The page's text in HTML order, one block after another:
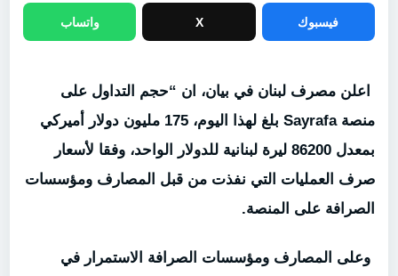
فيسبوك X واتساب
اعلن مصرف لبنان في بيان، ان “حجم التداول على
منصةSayrafa
بلغ لهذا اليوم، 175 مليون دولار أميركي
بمعدل 86200 ليرة لبنانية للدولار الواحد، وفقا لأسعار
صرف العمليات التي نفذت من قبل المصارف ومؤسسات
الصرافة على المنصة.
وعلى المصارف ومؤسسات الصرافة الاستمرار في